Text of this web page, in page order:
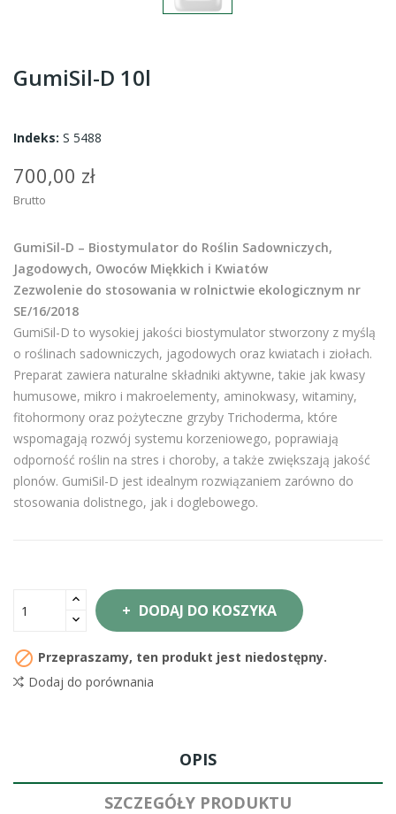
GumiSil-D 10l
Indeks: S 5488
700,00 zł
Brutto
GumiSil-D – Biostymulator do Roślin Sadowniczych,
Jagodowych, Owoców Miękkich i Kwiatów
Zezwolenie do stosowania w rolnictwie ekologicznym nr
SE/16/2018
GumiSil-D to wysokiej jakości biostymulator stworzony z myślą
o roślinach sadowniczych, jagodowych oraz kwiatach i ziołach.
Preparat zawiera naturalne składniki aktywne, takie jak kwasy
humusowe, mikro i makroelementy, aminokwasy, witaminy,
fitohormony oraz pożyteczne grzyby Trichoderma, które
wspomagają rozwój systemu korzeniowego, poprawiają
odporność roślin na stres i choroby, a także zwiększają jakość
plonów. GumiSil-D jest idealnym rozwiązaniem zarówno do
stosowania dolistnego, jak i doglebowego.
DODAJ DO KOSZYKA
 Przepraszamy, ten produkt jest niedostępny.
Dodaj do porównania
OPIS
SZCZEGÓŁY PRODUKTU